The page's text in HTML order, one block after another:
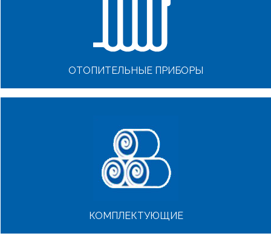
ОТОПИТЕЛЬНЫЕ ПРИБОРЫ
КОМПЛЕКТУЮЩИЕ